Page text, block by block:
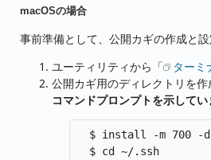
macOSの場合
事前準備として、公開カギの作成と設
ユーティリティから「
ターミ
公開カギ用のディレクトリを作
コマンドプロンプトを示してい
$ install -m 700 -